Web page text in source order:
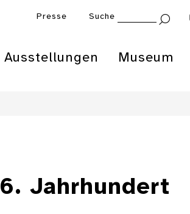
Presse Suche
Ausstellungen Museum
Jahrhundert